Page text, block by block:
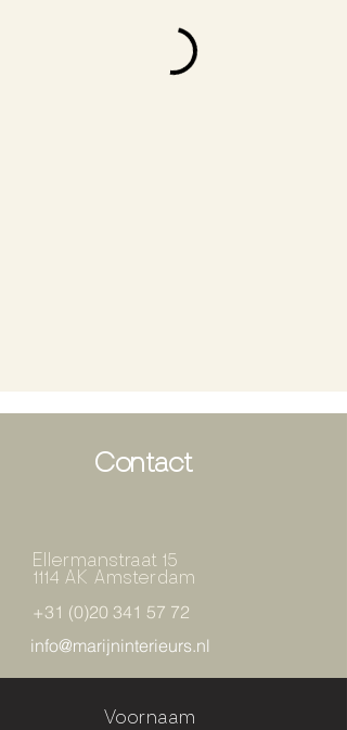
Contact
Ellermanstraat 15
1114 AK Amsterdam
+31 (0)20 341 57 72
info@marijninterieurs.nl
Voornaam